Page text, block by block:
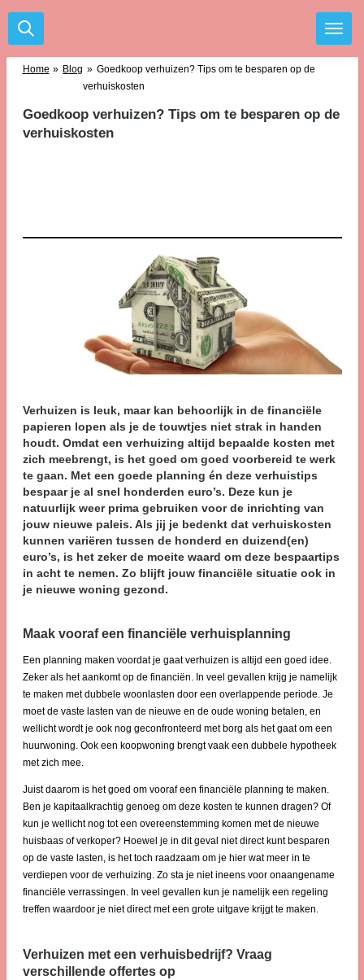
Ga
direct
Home » Blog » Goedkoop verhuizen? Tips om te besparen op de
verhuiskosten
Goedkoop verhuizen? Tips om te besparen op de
verhuiskosten
Verhuizen is leuk, maar kan behoorlijk in de financiële
papieren lopen als je de touwtjes niet strak in handen
houdt. Omdat een verhuizing altijd bepaalde kosten met
zich meebrengt, is het goed om goed voorbereid te werk
te gaan. Met een goede planning én deze verhuistips
bespaar je al snel honderden euro’s. Deze kun je
natuurlijk weer prima gebruiken voor de inrichting van
jouw nieuwe paleis. Als jij je bedenkt dat verhuiskosten
kunnen variëren tussen de honderd en duizend(en)
euro’s, is het zeker de moeite waard om deze bespaartips
in acht te nemen. Zo blijft jouw financiële situatie ook in
je nieuwe woning gezond.
Maak vooraf een financiële verhuisplanning
Een planning maken voordat je gaat verhuizen is altijd een goed idee.
Zeker als het aankomt op de financiën. In veel gevallen krijg je namelijk
te maken met dubbele woonlasten door een overlappende periode. Je
moet de vaste lasten van de nieuwe en de oude woning betalen, en
wellicht wordt je ook nog geconfronteerd met borg als het gaat om een
huurwoning. Ook een koopwoning brengt vaak een dubbele hypotheek
met zich mee.
Juist daarom is het goed om vooraf een financiële planning te maken.
Ben je kapitaalkrachtig genoeg om deze kosten te kunnen dragen? Of
kun je wellicht nog tot een overeenstemming komen met de nieuwe
huisbaas of verkoper? Hoewel je in dit geval niet direct kunt besparen
op de vaste lasten, is het toch raadzaam om je hier wat meer in te
verdiepen voor de verhuizing. Zo sta je niet ineens voor onaangename
financiële verrassingen. In veel gevallen kun je namelijk een regeling
treffen waardoor je niet direct met een grote uitgave krijgt te maken.
Verhuizen met een verhuisbedrijf? Vraag
verschillende offertes op